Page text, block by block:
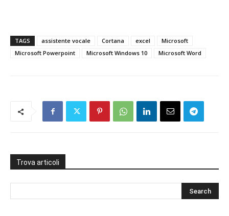
TAGS assistente vocale Cortana excel
Microsoft
Microsoft Powerpoint
Microsoft Windows 10 Microsoft Word
Trova articoli